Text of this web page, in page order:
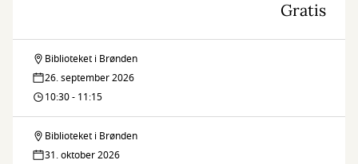
Gratis
Bamsebio
Biblioteket i Brønden
26. september 2026
10:30 - 11:15
Bamsebio
Biblioteket i Brønden
31. oktober 2026